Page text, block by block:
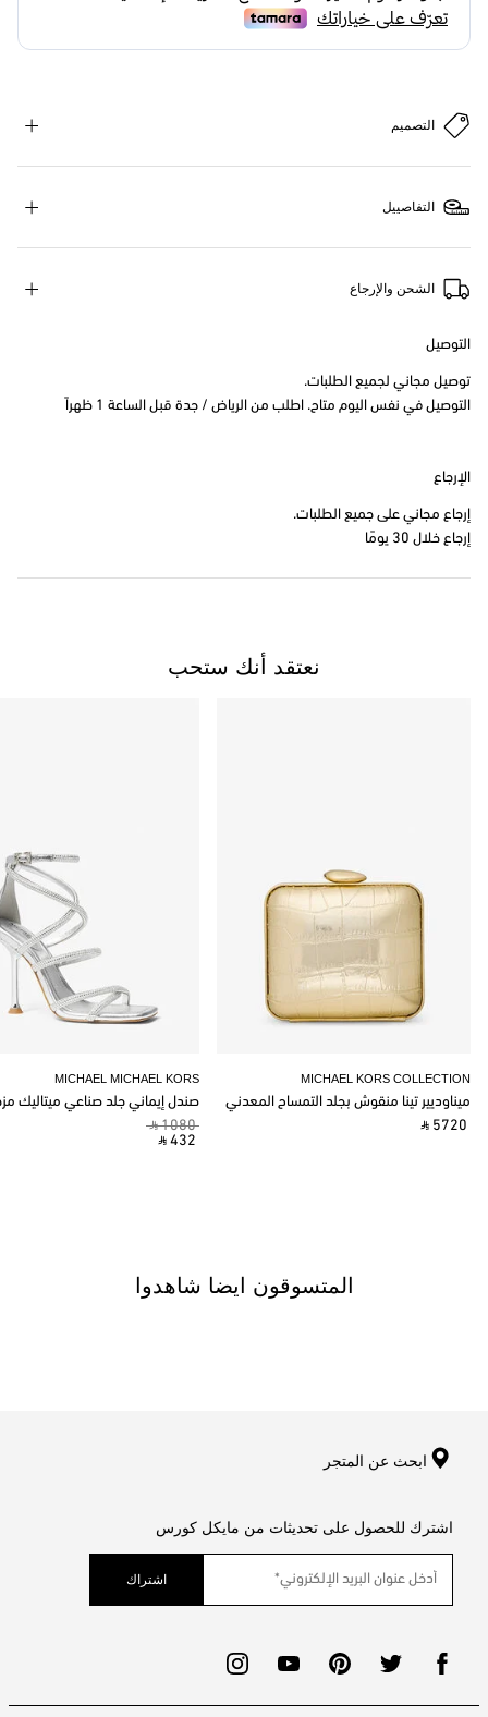
التصميم
التفاصييل
الشحن والإرجاع
التوصيل
توصيل مجاني لجميع الطلبات.
التوصيل في نفس اليوم متاح. اطلب من الرياض / جدة قبل الساعة 1 ظهراً
الإرجاع
إرجاع مجاني على جميع الطلبات.
إرجاع خلال 30 يومًا
نعتقد أنك ستحب
MICHAEL MICHAEL KORS
صندل إيماني جلد صناعي ميتاليك
‎ ⃁ 1080 ‎
‎ ⃁ 432 ‎
MICHAEL KORS COLLECTION
ميناوديير تينا منقوش بجلد التمساح المعدني
‎ ⃁ 5720 ‎
المتسوقون ايضا شاهدوا
ابحث عن المتجر
اشترك للحصول على تحديثات من مايكل كورس
اشتراك